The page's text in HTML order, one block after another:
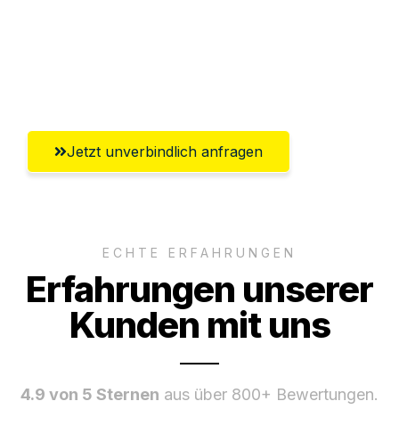
Jetzt unverbindlich anfragen
ECHTE ERFAHRUNGEN
Erfahrungen unserer
Kunden mit uns
4.9 von 5 Sternen aus über 800+ Bewertungen.